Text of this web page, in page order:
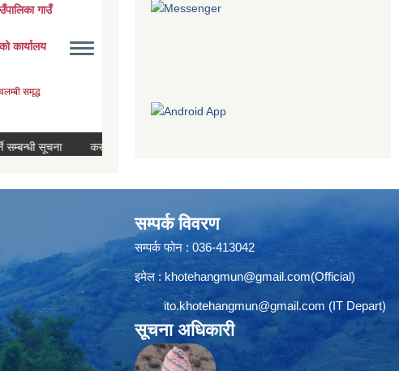
सम्पर्क विवरण
सम्पर्क फोन : 036-413042
इमेल : khotehangmun@gmail.com(Official)
ito.khotehangmun@gmail.com (IT Depart)
सूचना अधिकारी